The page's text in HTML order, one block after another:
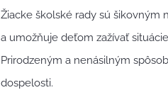
Žiacke školské rady sú šikovným
a umožňuje deťom zažívať
Prirodzeným a nenásilným
dospelosti.